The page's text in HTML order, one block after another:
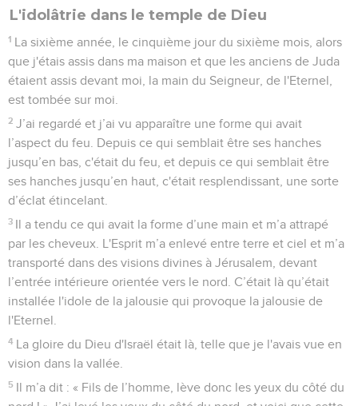
L'idolâtrie dans le temple de Dieu
1 La sixième année, le cinquième jour du sixième mois, alors
que j'étais assis dans ma maison et que les anciens de Juda
étaient assis devant moi, la main du Seigneur, de l'Eternel,
est tombée sur moi.
2 J’ai regardé et j’ai vu apparaître une forme qui avait
l’aspect du feu. Depuis ce qui semblait être ses hanches
jusqu’en bas, c'était du feu, et depuis ce qui semblait être
ses hanches jusqu’en haut, c'était resplendissant, une sorte
d’éclat étincelant.
3 Il a tendu ce qui avait la forme d’une main et m’a attrapé
par les cheveux. L'Esprit m’a enlevé entre terre et ciel et m’a
transporté dans des visions divines à Jérusalem, devant
l’entrée intérieure orientée vers le nord. C’était là qu’était
installée l'idole de la jalousie qui provoque la jalousie de
l'Eternel.
4 La gloire du Dieu d'Israël était là, telle que je l'avais vue en
vision dans la vallée.
5 Il m’a dit : « Fils de l’homme, lève donc les yeux du côté du